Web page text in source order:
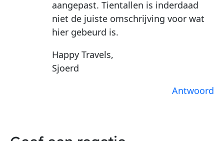
aangepast. Tientallen is inderdaad
niet de juiste omschrijving voor wat
hier gebeurd is.
Happy Travels,
Sjoerd
Antwoord